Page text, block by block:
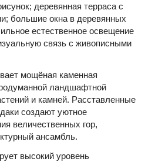
деревянная терраса с
большие окна в деревянных
естественное освещение
связь с живописными
мощёная каменная
ландшафтной
и камней. Расставленные
создают уютное
величественных гор,
ансамбль.
высокий уровень